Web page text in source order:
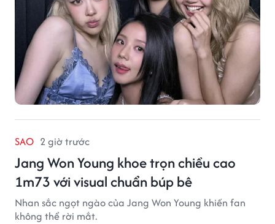
SAO 2 giờ trước
Jang Won Young khoe trọn chiều cao
1m73 với visual chuẩn búp bê
Nhan sắc ngọt ngào của Jang Won Young khiến fan
không thể rời mắt.